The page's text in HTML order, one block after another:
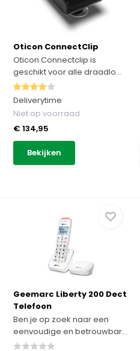
Oticon ConnectClip
Oticon Connectclip is
geschikt voor alle draadlo...
Deliverytime
Niet op voorraad
€ 134,95
Bekijken
Geemarc Liberty 200 Dect
Telefoon
Ben je op zoek naar een
eenvoudige en betrouwbar...